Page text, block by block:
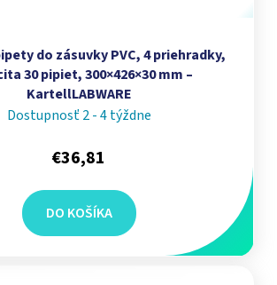
do zásuvky PVC, 4 priehradky,
30 pipiet, 300×426×30 mm –
KartellLABWARE
Dostupnosť 2 - 4 týždne
€36,81
DO KOŠÍKA